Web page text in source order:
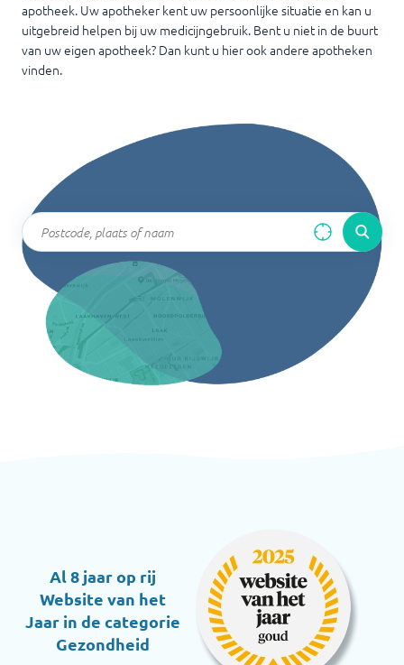
apotheek. Uw apotheker kent uw persoonlijke situatie en kan u
uitgebreid helpen bij uw medicijngebruik. Bent u niet in de buurt
van uw eigen apotheek? Dan kunt u hier ook andere apotheken
vinden.
Al 8 jaar op rij
Website van het
Jaar in de categorie
Gezondheid